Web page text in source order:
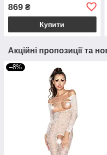
869 ₴
Купити
Акційні пропозиції та
–8%